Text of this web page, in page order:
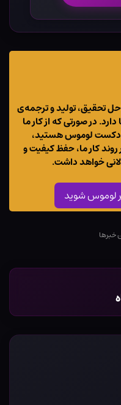
تحقیق، تولید و ترجمه‌ی
در صورتی که از کار ما
پادکست لوموس هستید،
کار ما، حفظ کیفیت و
خواهد داشت.
لوموس شوید
خبرها